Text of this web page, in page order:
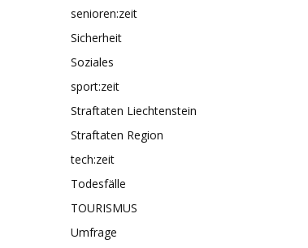
senioren:zeit
Sicherheit
Soziales
sport:zeit
Straftaten Liechtenstein
Straftaten Region
tech:zeit
Todesfälle
TOURISMUS
Umfrage